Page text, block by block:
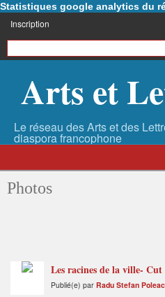
Statistiques google analytics du
Inscription
Arts et
Photos
Les racines de la ville-
Publié(e) par Radu Stefan Poleac